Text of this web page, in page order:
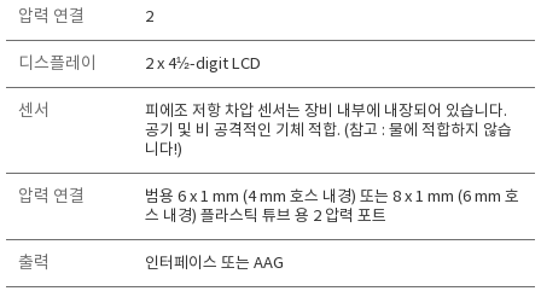
SHINAGAWA
SHINYEI TECHNOLOGY
SNDWAY
Solarmeter®
SONIC CORPORATION
압력 연결 2
디스플레이 2 x 4½-digit LCD
센서
피에조 저항 차압 센서는 장비 내부에 내장되어 있습니다.
공기 및 비 공격적인 기체 적합. (참고 : 물에 적합하지 않습
니다!)
압력 연결
범용 6 x 1 mm (4 mm 호스 내경) 또는 8 x 1 mm (6 mm 호
스 내경) 플라스틱 튜브 용 2 압력 포트
출력 인터페이스 또는 AAG